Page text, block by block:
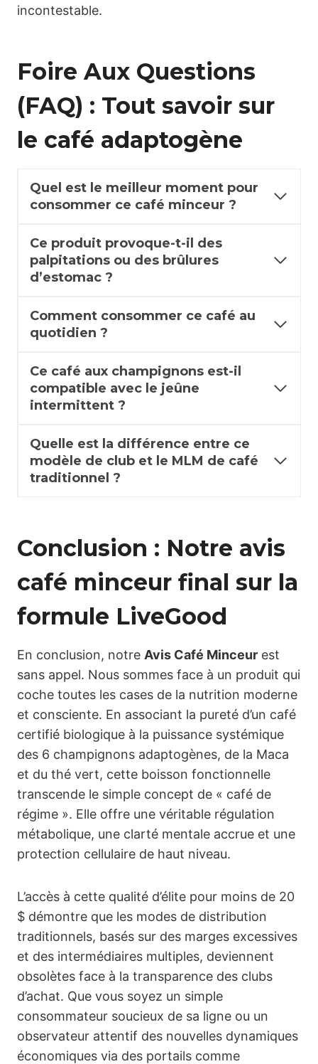
incontestable.
Foire Aux Questions
(FAQ) : Tout savoir sur
le café adaptogène
Quel est le meilleur moment pour
consommer ce café minceur ?
Ce produit provoque-t-il des
palpitations ou des brûlures
d’estomac ?
Comment consommer ce café au
quotidien ?
Ce café aux champignons est-il
compatible avec le jeûne
intermittent ?
Quelle est la différence entre ce
modèle de club et le MLM de café
traditionnel ?
Conclusion : Notre avis
café minceur final sur la
formule LiveGood
En conclusion, notre Avis Café Minceur est
sans appel. Nous sommes face à un produit qui
coche toutes les cases de la nutrition moderne
et consciente. En associant la pureté d’un café
certifié biologique à la puissance systémique
des 6 champignons adaptogènes, de la Maca
et du thé vert, cette boisson fonctionnelle
transcende le simple concept de « café de
régime ». Elle offre une véritable régulation
métabolique, une clarté mentale accrue et une
protection cellulaire de haut niveau.
L’accès à cette qualité d’élite pour moins de 20
$ démontre que les modes de distribution
traditionnels, basés sur des marges excessives
et des intermédiaires multiples, deviennent
obsolètes face à la transparence des clubs
d’achat. Que vous soyez un simple
consommateur soucieux de sa ligne ou un
observateur attentif des nouvelles dynamiques
économiques via des portails comme